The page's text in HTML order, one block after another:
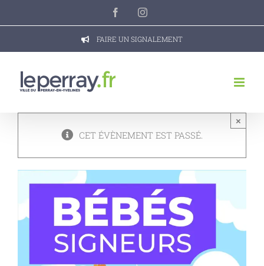
FacebookInstagram
FAIRE UN SIGNALEMENT
CET ÉVÈNEMENT EST PASSÉ.
×